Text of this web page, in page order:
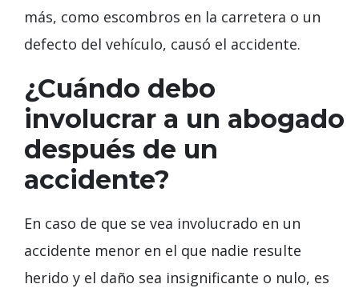
más, como escombros en la carretera o un
defecto del vehículo, causó el accidente.
¿Cuándo debo
involucrar a un abogado
después de un
accidente?
En caso de que se vea involucrado en un
accidente menor en el que nadie resulte
herido y el daño sea insignificante o nulo, es